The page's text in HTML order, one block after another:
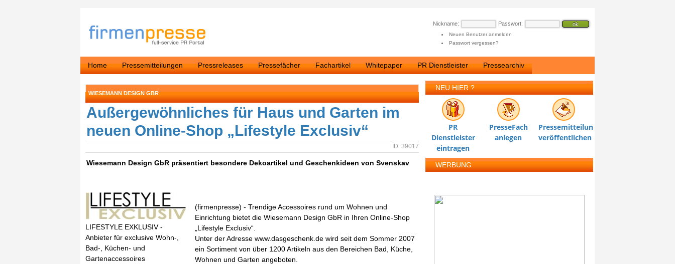
Nickname: Passwort:
Neuen Benutzer anmelden
Passwort vergessen?
Home Pressemitteilungen Pressreleases Pressefächer Fachartikel Whitepaper PR Dienstleister Pressearchiv
WIESEMANN DESIGN GBR
Außergewöhnliches für Haus und Garten im
neuen Online-Shop „Lifestyle Exclusiv“
ID: 39017
Wiesemann Design GbR präsentiert besondere Dekoartikel und Geschenkideen von Svenskav
LIFESTYLE EXKLUSIV -
Anbieter für exclusive Wohn-,
Bad-, Küchen- und
Gartenaccessoires
(firmenpresse) - Trendige Accessoires rund um Wohnen und
Einrichtung bietet die Wiesemann Design GbR in Ihren Online-Shop
„Lifestyle Exclusiv“.
Unter der Adresse www.dasgeschenk.de wird seit dem Sommer 2007
ein Sortiment von über 1200 Artikeln aus den Bereichen Bad, Küche,
Wohnen und Garten angeboten.
NEU HIER ?
PR
Dienstleister
eintragen
PresseFach
anlegen
Pressemitteilung
veröffentlichen
WERBUNG